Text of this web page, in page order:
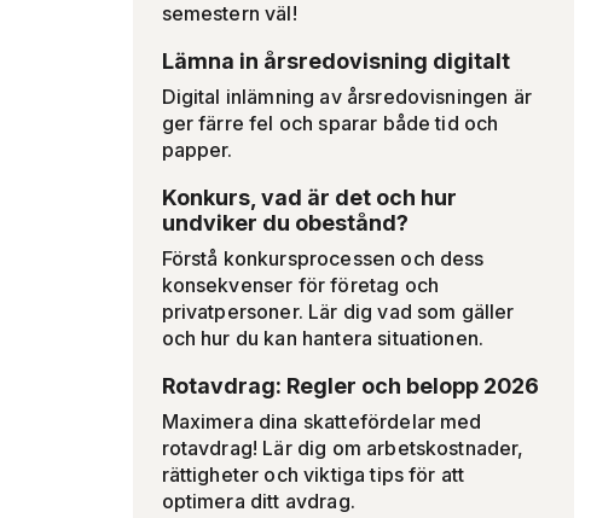
semestern väl!
Lämna in årsredovisning digitalt
Digital inlämning av årsredovisningen är
ger färre fel och sparar både tid och
papper.
Konkurs, vad är det och hur
undviker du obestånd?
Förstå konkursprocessen och dess
konsekvenser för företag och
privatpersoner. Lär dig vad som gäller
och hur du kan hantera situationen.
Rotavdrag: Regler och belopp 2026
Maximera dina skattefördelar med
rotavdrag! Lär dig om arbetskostnader,
rättigheter och viktiga tips för att
optimera ditt avdrag.